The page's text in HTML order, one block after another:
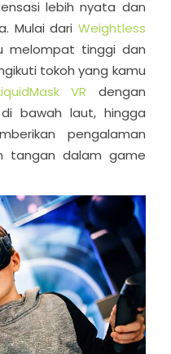
lebih nyata dan
Mulai dari Weightless
melompat tinggi dan
tokoh yang kamu
VR dengan
bawah laut, hingga
pengalaman
tangan dalam game